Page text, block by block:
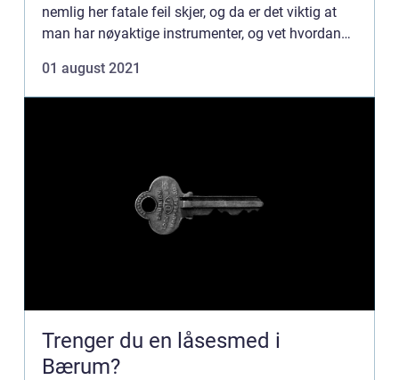
nemlig her fatale feil skjer, og da er det viktig at
man har nøyaktige instrumenter, og vet hvordan
01 august 2021
Trenger du en låsesmed i
Bærum?